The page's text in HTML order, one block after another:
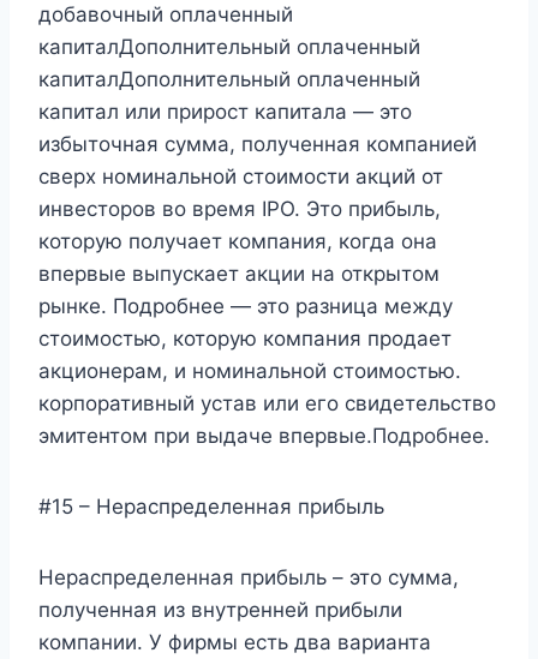
добавочный оплаченный
капиталДополнительный оплаченный
капиталДополнительный оплаченный
капитал или прирост капитала — это
избыточная сумма, полученная компанией
сверх номинальной стоимости акций от
инвесторов во время IPO. Это прибыль,
которую получает компания, когда она
впервые выпускает акции на открытом
рынке. Подробнее — это разница между
стоимостью, которую компания продает
акционерам, и номинальной стоимостью.
корпоративный устав или его свидетельство
эмитентом при выдаче впервые.Подробнее.
#15 – Нераспределенная прибыль
Нераспределенная прибыль – это сумма,
полученная из внутренней прибыли
компании. У фирмы есть два варианта